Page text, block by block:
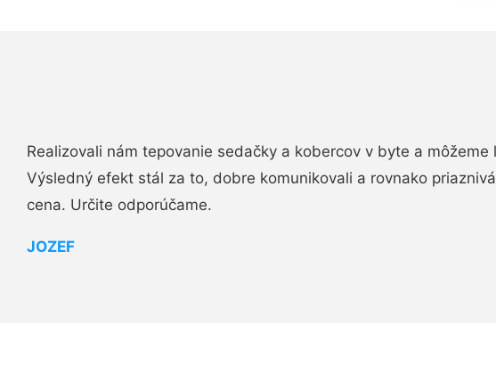
Realizovali nám tepovanie sedačky a kobercov v byte a môžeme
Výsledný efekt stál za to, dobre komunikovali a rovnako
cena. Určite odporúčame.
JOZEF